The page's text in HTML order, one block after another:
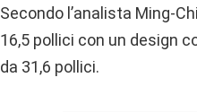
Secondo l’analista Ming-
16,5 pollici con un design
da 31,6 pollici.